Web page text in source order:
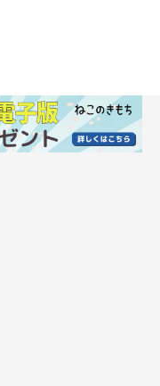
猫と先住猫がそれぞれ
くなるだけで、元々い
まずは、それぞれが落